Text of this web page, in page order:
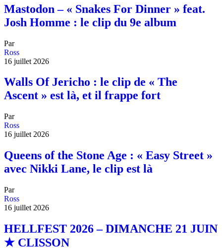
Mastodon – « Snakes For Dinner » feat.
Josh Homme : le clip du 9e album
Par
Ross
16 juillet 2026
Walls Of Jericho : le clip de « The
Ascent » est là, et il frappe fort
Par
Ross
16 juillet 2026
Queens of the Stone Age : « Easy Street »
avec Nikki Lane, le clip est là
Par
Ross
16 juillet 2026
HELLFEST 2026 – DIMANCHE 21 JUIN
★ CLISSON